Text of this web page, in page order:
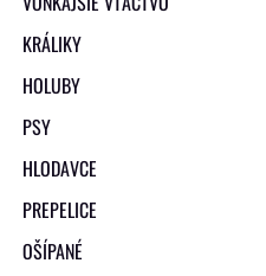
KRÁLIKY
HOLUBY
PSY
HLODAVCE
PREPELICE
OŠÍPANÉ